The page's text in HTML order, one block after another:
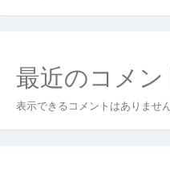
最近のコメン
表示できるコメントはありません